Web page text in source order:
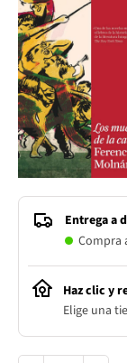
Entrega a
Compra
Haz clic y
Elige una